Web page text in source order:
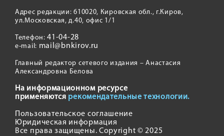
Адрес редакции: 610020, Кировская обл., г.Киров,
ул.Московская, д.40, офис 1/1
Телефон:41-04-28
e-mail: mail@bnkirov.ru
Главный редактор сетевого издания – Анастасия
Александровна Белова
На информационном ресурсе
применяются рекомендательные технологии.
Пользовательское соглашение
Юридическая информация
Все права защищены. Copyright © 2025